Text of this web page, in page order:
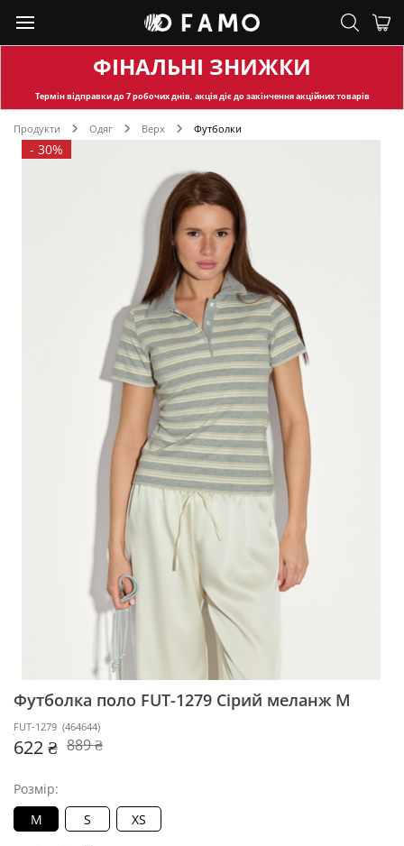
ФІНАЛЬНІ ЗНИЖКИ
Термін відправкидо 7 робочих днів, акція діє до закінчення акційних товарів
Продукти Одяг Верх Футболки
- 30%
Футболка поло FUT-1279 Сірий меланж M
FUT-1279 (464644)
622 ₴ 889 ₴
Розмір:
M
S XS